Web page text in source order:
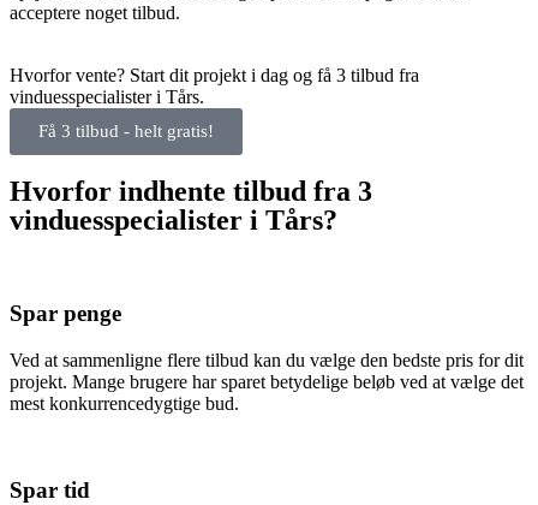
acceptere noget tilbud.
Hvorfor vente? Start dit projekt i dag og få 3 tilbud fra
vinduesspecialister i Tårs.
Få 3 tilbud - helt gratis!
Hvorfor indhente tilbud fra 3
vinduesspecialister i Tårs?
Spar penge
Ved at sammenligne flere tilbud kan du vælge den bedste pris for dit
projekt. Mange brugere har sparet betydelige beløb ved at vælge det
mest konkurrencedygtige bud.
Spar tid